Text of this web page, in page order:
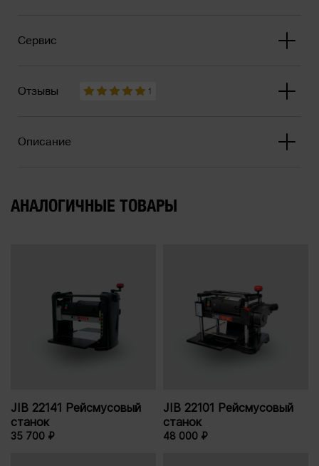
Сервис
Отзывы 1
Описание
АНАЛОГИЧНЫЕ ТОВАРЫ
JIB 22141 Рейсмусовый
станок
35 700 ₽
JIB 22101 Рейсмусовый
станок
48 000 ₽